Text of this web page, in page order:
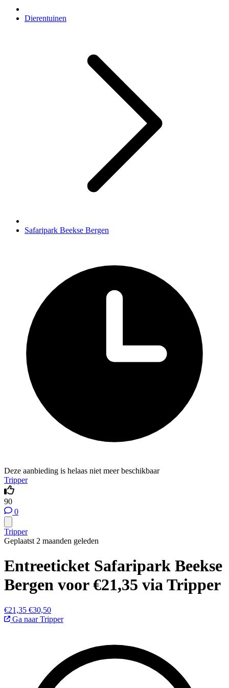
Dierentuinen
Safaripark Beekse Bergen
Deze aanbieding is helaas niet meer beschikbaar
Tripper
90
0
Tripper
Geplaatst 2 maanden geleden
Entreeticket Safaripark Beekse
Bergen voor €21,35 via Tripper
€21,35 €30,50
Ga naar Tripper